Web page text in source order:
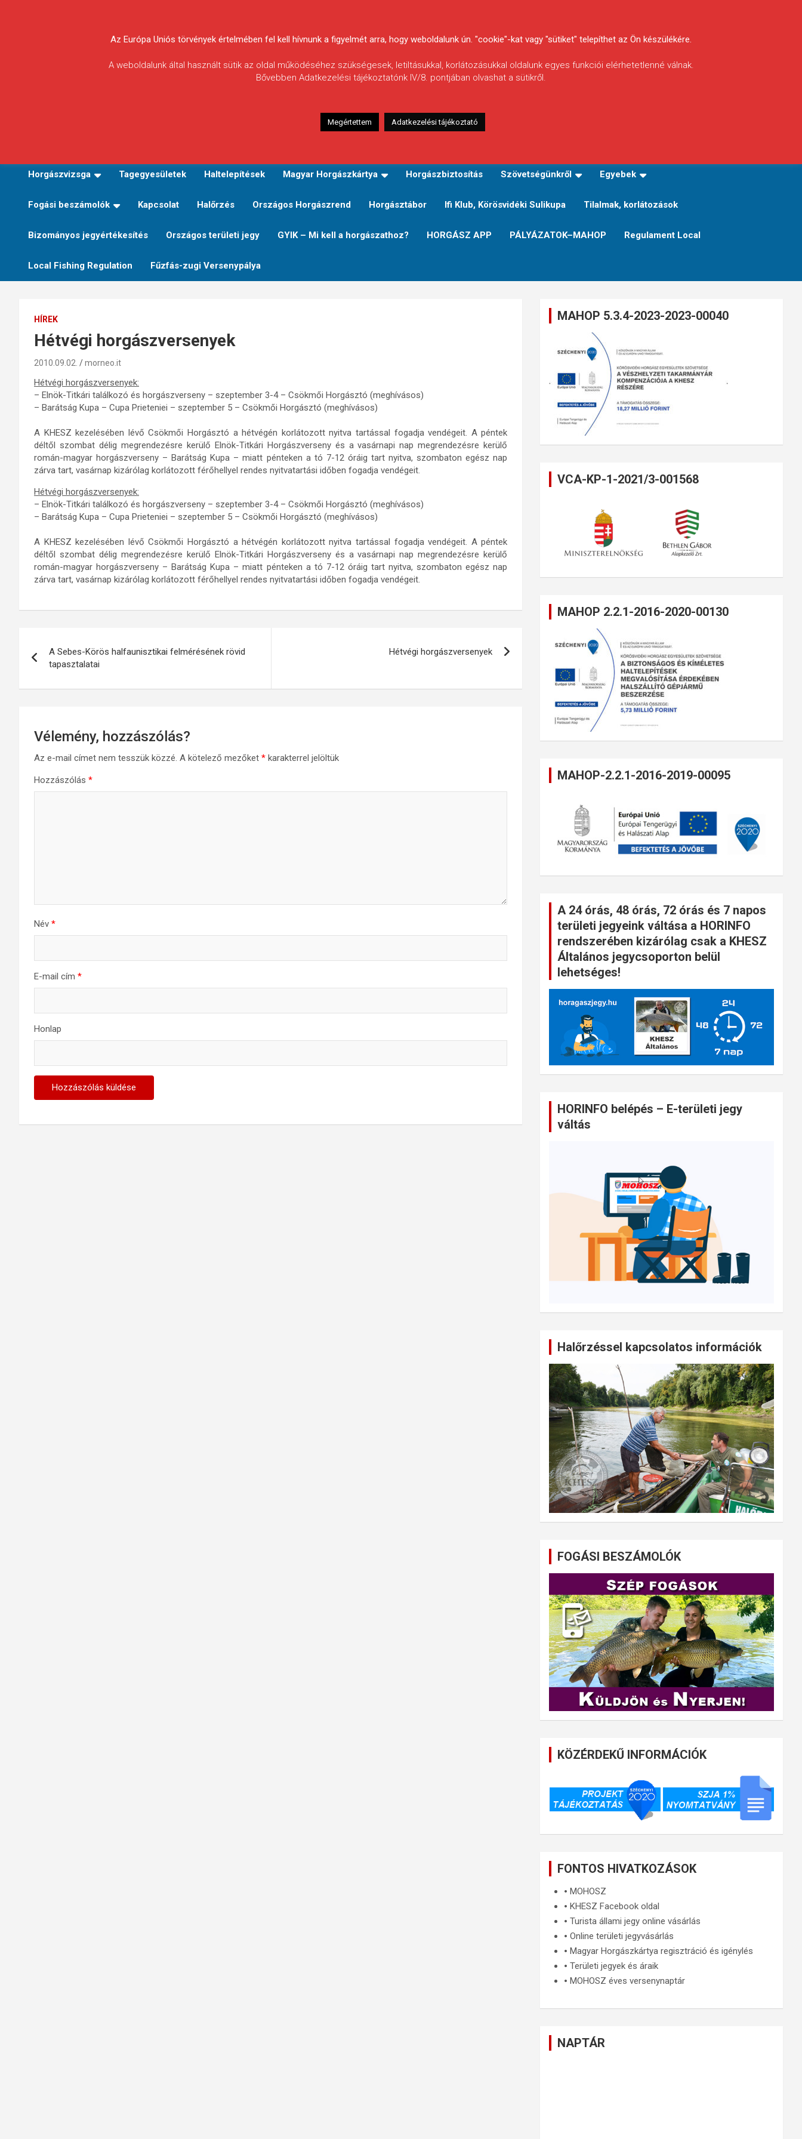
Körösvidéki Horgász
Egyesületek
Horgászvizsga Tagegyesületek Haltelepítések Magyar Horgászkártya Horgászbiztosítás Szövetségünkről Egyebek
Fogási beszámolók Kapcsolat Halőrzés Országos Horgászrend Horgásztábor Ifi Klub, Körösvidéki Sulikupa Tilalmak, korlátozások
Bizományos jegyértékesítés Országos területi jegy GYIK – Mi kell a horgászathoz? HORGÁSZ APP PÁLYÁZATOK–MAHOP Regulament Local
Local Fishing Regulation Fűzfás-zugi Versenypálya
HÍREK
Hétvégi horgászversenyek
2010.09.02. morneo.it
Hétvégi horgászversenyek:
– Elnök-Titkári találkozó és horgászverseny – szeptember 3-4 – Csökmői Horgásztó (meghívásos)
– Barátság Kupa – Cupa Prieteniei – szeptember 5 – Csökmői Horgásztó (meghívásos)
A KHESZ kezelésében lévő Csökmői Horgásztó a hétvégén korlátozott nyitva tartással fogadja vendégeit. A péntek
déltől szombat délig megrendezésre kerülő Elnök-Titkári Horgászverseny és a vasárnapi nap megrendezésre kerülő
román-magyar horgászverseny – Barátság Kupa – miatt pénteken a tó 7-12 óráig tart nyitva, szombaton egész nap
zárva tart, vasárnap kizárólag korlátozott férőhellyel rendes nyitvatartási időben fogadja vendégeit.
Hétvégi horgászversenyek:
– Elnök-Titkári találkozó és horgászverseny – szeptember 3-4 – Csökmői Horgásztó (meghívásos)
– Barátság Kupa – Cupa Prieteniei – szeptember 5 – Csökmői Horgásztó (meghívásos)
A KHESZ kezelésében lévő Csökmői Horgásztó a hétvégén korlátozott nyitva tartással fogadja vendégeit. A péntek
déltől szombat délig megrendezésre kerülő Elnök-Titkári Horgászverseny és a vasárnapi nap megrendezésre kerülő
román-magyar horgászverseny – Barátság Kupa – miatt pénteken a tó 7-12 óráig tart nyitva, szombaton egész nap
zárva tart, vasárnap kizárólag korlátozott férőhellyel rendes nyitvatartási időben fogadja vendégeit.
navigáció
A Sebes-Körös halfaunisztikai felmérésének rövid
tapasztalatai
Hétvégi horgászversenyek
Vélemény, hozzászólás?
Az e-mail címet nem tesszük közzé. A kötelező mezőket * karakterrel jelöltük
Hozzászólás *
Név *
E-mail cím *
Honlap
MAHOP 5.3.4-2023-2023-00040
VCA-KP-1-2021/3-001568
MAHOP 2.2.1-2016-2020-00130
MAHOP-2.2.1-2016-2019-00095
A 24 órás, 48 órás, 72 órás és 7 napos
területi jegyeink váltása a HORINFO
rendszerében kizárólag csak a KHESZ
Általános jegycsoporton belül
lehetséges!
HORINFO belépés – E-területi jegy
váltás
Halőrzéssel kapcsolatos információk
FOGÁSI BESZÁMOLÓK
KÖZÉRDEKŰ INFORMÁCIÓK
FONTOS HIVATKOZÁSOK
🞄MOHOSZ
🞄KHESZ Facebook oldal
🞄Turista állami jegy online vásárlás
🞄Online területi jegyvásárlás
🞄Magyar Horgászkártya regisztráció és igénylés
🞄Területi jegyek és áraik
🞄MOHOSZ éves versenynaptár
NAPTÁR
Az Európa Uniós törvények értelmében fel kell hívnunk a figyelmét arra, hogy weboldalunk ún. "cookie"-kat vagy "sütiket" telepíthet az Ön készülékére.
A weboldalunk által használt sütik az oldal működéséhez szükségesek, letiltásukkal, korlátozásukkal oldalunk egyes funkciói elérhetetlenné válnak.
Bővebben Adatkezelési tájékoztatónk IV/8. pontjában olvashat a sütikről.
Megértettem Adatkezelési tájékoztató